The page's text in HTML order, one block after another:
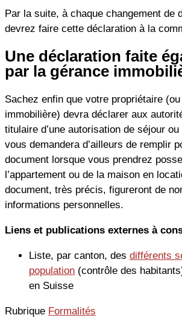
Par la suite, à chaque changement de
devrez faire cette déclaration à la
Une déclaration faite
par la gérance
Sachez enfin que votre propriétaire
immobilière) devra déclarer aux
titulaire d’une autorisation de séjour ou
vous demandera d’ailleurs de remplir
document lorsque vous prendrez
l’appartement ou de la maison en
document, très précis, figureront de
informations personnelles.
Liens et publications externes à
Liste, par canton, des différents
population (contrôle des
en Suisse
Rubrique Formalités